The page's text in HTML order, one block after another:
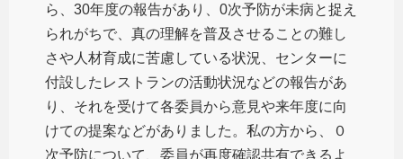
ら、30年度の報告があり、0次予防が未病と捉え
られがちで、真の理解を普及させることの難し
さや人材育成に苦慮している状況、センターに
付設したレストランの活動状況などの報告があ
り、それを受けて各委員から意見や来年度に向
けての提案などがありました。私の方から、０
次予防について、委員が再度確認共有できるよ